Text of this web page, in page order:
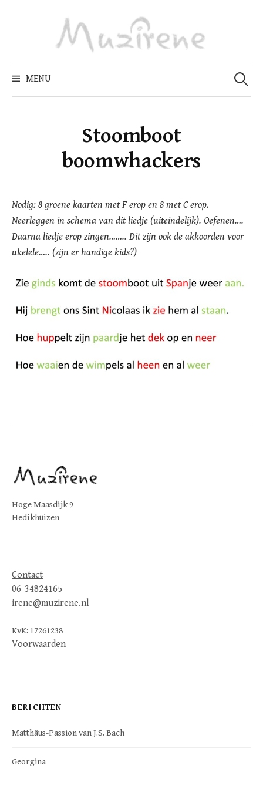
MENU
Zoeken
naar:
Stoomboot
boomwhackers
Nodig: 8 groene kaarten met F erop en 8 met C erop.
Neerleggen in schema van dit liedje (uiteindelijk). Oefenen….
Daarna liedje erop zingen…….. Dit zijn ook de akkoorden voor
ukelele….. (zijn er handige kids?)
Hoge Maasdijk 9
Hedikhuizen
Contact
06-34824165
irene@muzirene.nl
KvK: 17261238
Voorwaarden
BERICHTEN
Matthäus-Passion van J.S. Bach
Georgina